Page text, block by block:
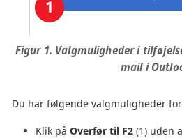
Figur 1. Valgmuligheder i
mail i
Du har følgende valgmuligheder
Klik på Overfør til F2 (1) uden